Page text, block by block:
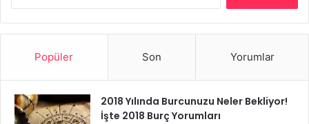
Popüler Son Yorumlar
2018 Yılında Burcunuzu Neler Bekliyor!
İşte 2018 Burç Yorumları